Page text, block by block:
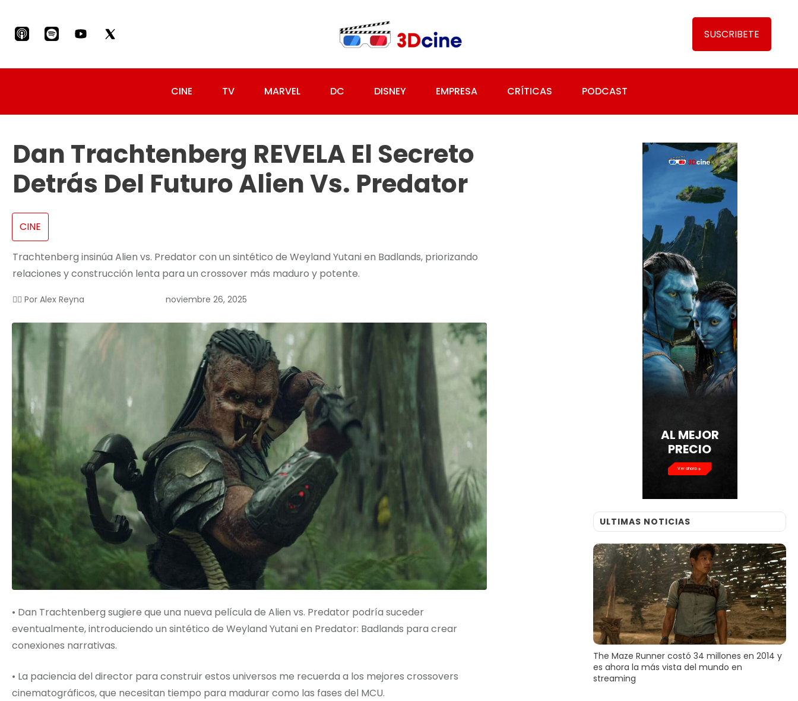
SUSCRIBETE
CINE TV MARVEL DC DISNEY EMPRESA CRÍTICAS PODCAST
Dan Trachtenberg REVELA El Secreto
Detrás Del Futuro Alien Vs. Predator
CINE
Trachtenberg insinúa Alien vs. Predator con un sintético de Weyland Yutani en Badlands, priorizando
relaciones y construcción lenta para un crossover más maduro y potente.
✍🏻 Por Alex Reyna noviembre 26, 2025
• Dan Trachtenberg sugiere que una nueva película de Alien vs. Predator podría suceder
eventualmente, introduciendo un sintético de Weyland Yutani en Predator: Badlands para crear
conexiones narrativas.
• La paciencia del director para construir estos universos me recuerda a los mejores crossovers
cinematográficos, que necesitan tiempo para madurar como las fases del MCU.
AL MEJOR
PRECIO
Ver ahora
ULTIMAS NOTICIAS
The Maze Runner costó 34 millones en 2014 y
es ahora la más vista del mundo en
streaming